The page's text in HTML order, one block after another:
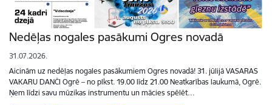
Nedēļas nogales pasākumi Ogres novadā
31.07.2026.
Aicinām uz nedēļas nogales pasākumiem Ogres novadā! 31. jūlijā VASARAS
VAKARU DANČI Ogrē – no plkst. 19.00 līdz 21.00 Neatkarības laukumā, Ogrē.
Ņem līdzi savu mūzikas instrumentu un mācies spēlēt…